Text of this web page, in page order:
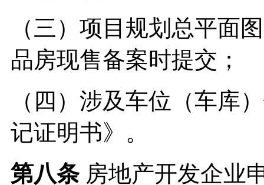
（三）项目规划总平面
品房现售备案时提交；
（四）涉及车位（车库
记证明书》。
第八条 房地产开发企业